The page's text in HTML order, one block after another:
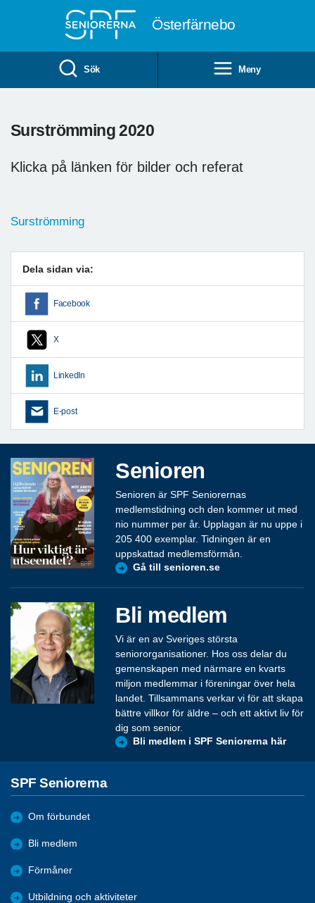
Österfärnebo
Sök Meny
Surströmming 2020
Klicka på länken för bilder och referat
Surströmming
Dela sidan via:
Facebook
X
LinkedIn
E-post
Senioren
Senioren är SPF Seniorernas
medlemstidning och den kommer ut med
nio nummer per år. Upplagan är nu uppe i
205 400 exemplar. Tidningen är en
uppskattad medlemsförmån.
Gå till senioren.se
Bli medlem
Vi är en av Sveriges största
seniororganisationer. Hos oss delar du
gemenskapen med närmare en kvarts
miljon medlemmar i föreningar över hela
landet. Tillsammans verkar vi för att skapa
bättre villkor för äldre – och ett aktivt liv för
dig som senior.
Bli medlem i SPF Seniorerna här
SPF Seniorerna
Om förbundet
Bli medlem
Förmåner
Utbildning och aktiviteter